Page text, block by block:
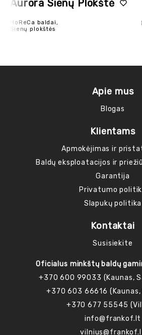
Aurora Sienų Plokštė
HoReCa baldai,
Sienų plokštės
Apie mus
Blogas
Klientams
Apmokėjimas ir
Baldų eksploatacijos ir
Garantija
Privatumo
Slapukų politika
Kontaktai
Susisiekite
Oficialus minkštų baldų
+370 600 99033 (Kaunas,
+370 603 66616 (Kaunas,
+370 677 55545
info@frankof.lt